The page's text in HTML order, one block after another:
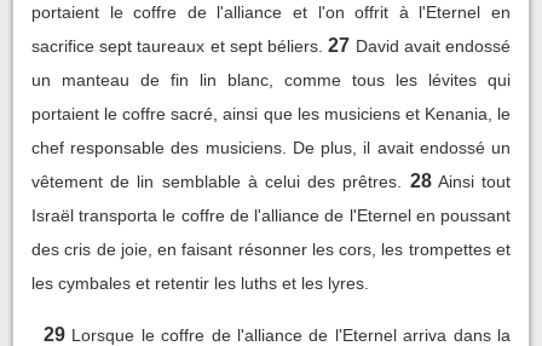
portaient le coffre de l'alliance et l'on offrit à l'Eternel en
sacrifice sept taureaux et sept béliers. 27 David avait endossé
un manteau de fin lin blanc, comme tous les lévites qui
portaient le coffre sacré, ainsi que les musiciens et Kenania, le
chef responsable des musiciens. De plus, il avait endossé un
vêtement de lin semblable à celui des prêtres.
28 Ainsi tout
Israël transporta le coffre de l'alliance de l'Eternel en poussant
des cris de joie, en faisant résonner les cors, les trompettes et
les cymbales et retentir les luths et les lyres.
29 Lorsque le coffre de l'alliance de l'Eternel arriva dans la